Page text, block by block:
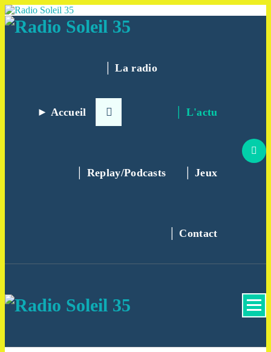
Aller
au
contenu
► Accueil
│ La radio
│ L'actu
│ Replay/Podcasts │ Jeux
│ Contact